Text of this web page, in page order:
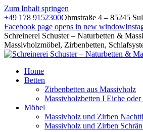
Zum Inhalt springen
+49 178 9152300Ohmstraße 4 – 85245
Facebook page opens in new window
Schreinerei Schuster – Naturbetten &
Massivholzmöbel, Zirbenbetten,
Home
Betten
Zirbenbetten aus Massivholz
Massivholzbetten I Eiche oder
Möbel
Massivholz und Zirben
Massivholz und Zirben